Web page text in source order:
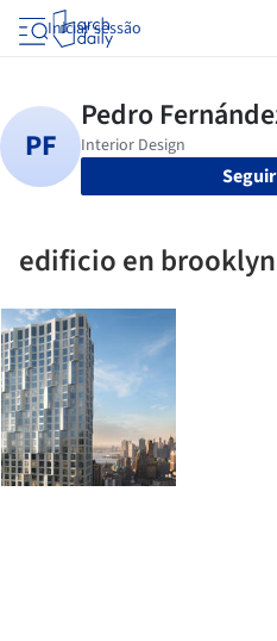
Iniciar sessão
Seguir
edificio en brooklyn